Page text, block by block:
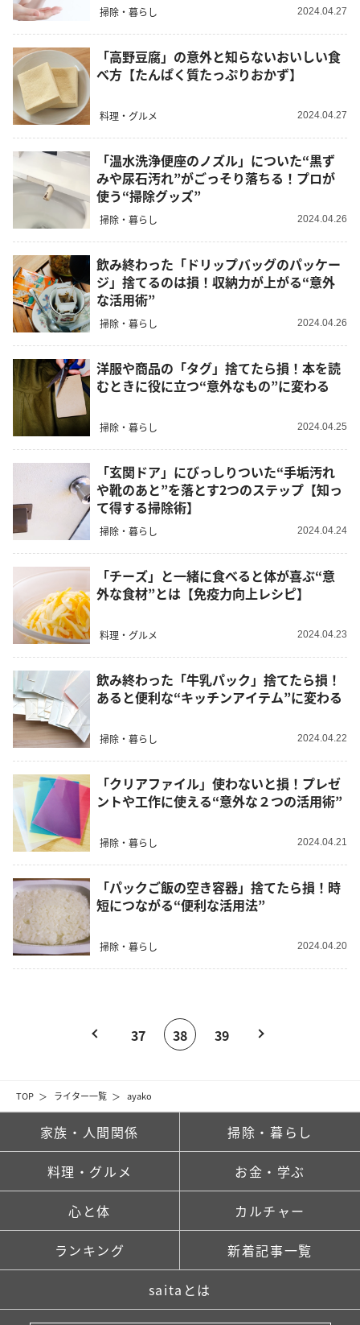
TOP ライター一覧 ayako
掃除・暮らし 2024.04.27
「高野豆腐」の意外と知らないおいしい食
べ方【たんぱく質たっぷりおかず】
料理・グルメ 2024.04.27
「温水洗浄便座のノズル」についた“黒ず
みや尿石汚れ”がごっそり落ちる！プロが
使う“掃除グッズ”
掃除・暮らし 2024.04.26
飲み終わった「ドリップバッグのパッケー
ジ」捨てるのは損！収納力が上がる“意外
な活用術”
掃除・暮らし 2024.04.26
洋服や商品の「タグ」捨てたら損！本を読
むときに役に立つ“意外なもの”に変わる
掃除・暮らし 2024.04.25
「玄関ドア」にびっしりついた“手垢汚れ
や靴のあと”を落とす2つのステップ【知っ
て得する掃除術】
掃除・暮らし 2024.04.24
「チーズ」と一緒に食べると体が喜ぶ“意
外な食材”とは【免疫力向上レシピ】
料理・グルメ 2024.04.23
飲み終わった「牛乳パック」捨てたら損！
あると便利な“キッチンアイテム”に変わる
掃除・暮らし 2024.04.22
「クリアファイル」使わないと損！プレゼ
ントや工作に使える“意外な２つの活用術”
掃除・暮らし 2024.04.21
「パックご飯の空き容器」捨てたら損！時
短につながる“便利な活用法”
掃除・暮らし 2024.04.20
37 38 39
家族・人間関係 掃除・暮らし
料理・グルメ お金・学ぶ
心と体 カルチャー
ランキング 新着記事一覧
saitaとは